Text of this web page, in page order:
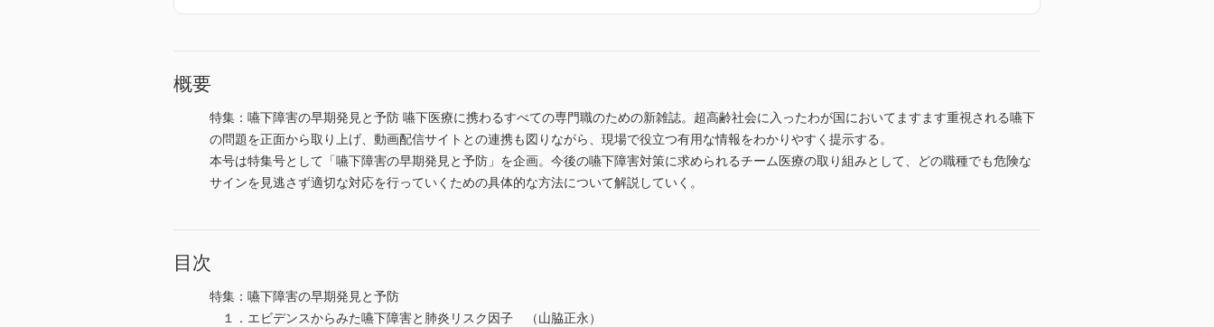
概要
特集：嚥下障害の早期発見と予防 嚥下医療に携わるすべての専門職のための新雑誌。超高齢社会に入ったわが国においてますます重視される嚥下
の問題を正面から取り上げ、動画配信サイトとの連携も図りながら、現場で役立つ有用な情報をわかりやすく提示する。
本号は特集号として「嚥下障害の早期発見と予防」を企画。今後の嚥下障害対策に求められるチーム医療の取り組みとして、どの職種でも危険な
サインを見逃さず適切な対応を行っていくための具体的な方法について解説していく。
目次
特集：嚥下障害の早期発見と予防
１．エビデンスからみた嚥下障害と肺炎リスク因子 （山脇正永）